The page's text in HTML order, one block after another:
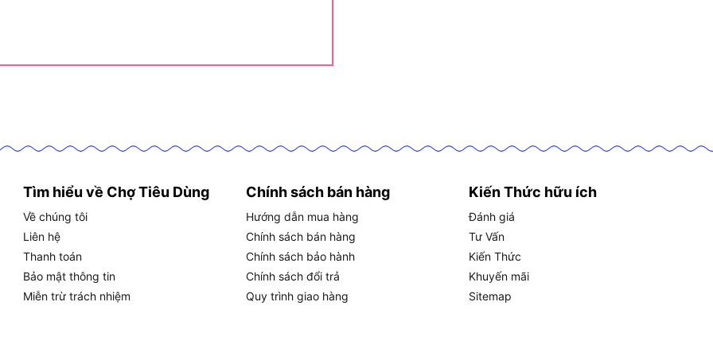
khoan gỗ cứng, nhôm định hình với độ sâu chính
một máy khoan có dây đáng tin cậy cho nhiều loại
thoảng mới cần khoan, vì GBM 13RE được tối
nhẹ đến trung bình.
Tìm hiểu về Chợ Tiêu Dùng
Về chúng tôi
Liên hệ
Thanh toán
Bảo mật thông tin
Miễn trừ trách nhiệm
Chính sách bán hàng
Hướng dẫn mua hàng
Chính sách bán hàng
Chính sách bảo hành
Chính sách đổi trả
Quy trình giao hàng
Kiến Thức hữu ích
Đánh giá
Tư Vấn
Kiến Thức
Khuyến mãi
Sitemap